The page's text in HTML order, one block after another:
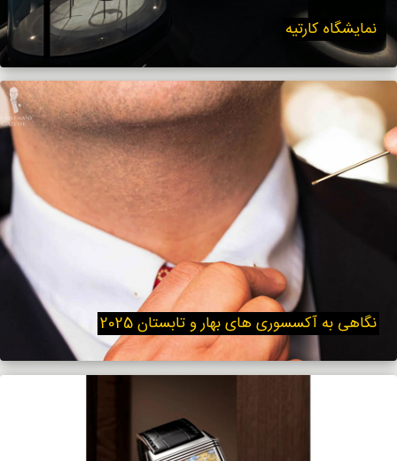
نمایشگاه کارتیه
نگاهی به آکسسوری های بهار و تابستان 2025